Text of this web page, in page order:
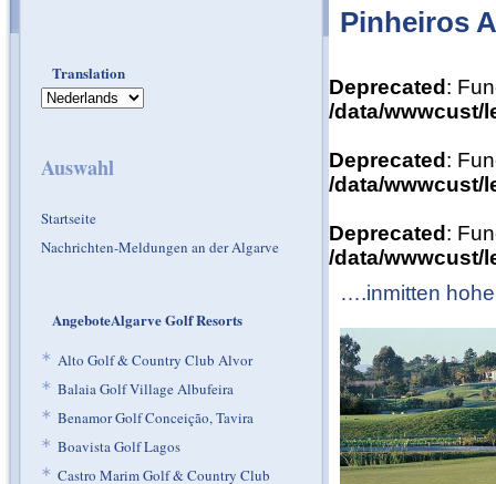
Translation
Auswahl
Startseite
Nachrichten-Meldungen an der Algarve
AngeboteAlgarve Golf Resorts
* Alto Golf & Country Club Alvor
* Balaia Golf Village Albufeira
* Benamor Golf Conceição, Tavira
* Boavista Golf Lagos
* Castro Marim Golf & Country Club
Pinheiros
Deprecated :
/data/wwwcust/
Deprecated :
/data/wwwcust/
Deprecated :
/data/wwwcust/
….inmitten